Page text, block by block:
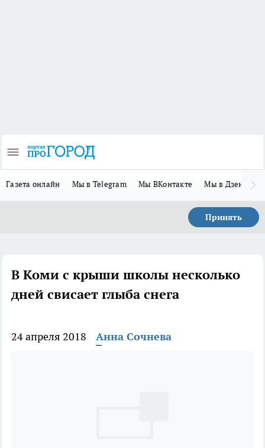
Газета онлайн Мы в Telegram Мы ВКонтакте Мы в Дзене
Принять
В Коми с крыши школы несколько
дней свисает глыба снега
24 апреля 2018 Анна Сочнева